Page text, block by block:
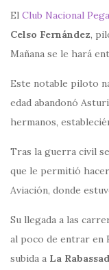
El Club Nacional
Celso Fernández,
Mañana se le hará
Este notable piloto
edad abandonó
hermanos,
Tras la guerra civil
que le permitió
Aviación, donde
Su llegada a las
al poco de entrar en
subida a La